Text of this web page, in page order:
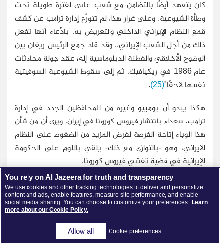
كان يتعهد أيضًا بالتضامن مع شعب عانى لفترة طويلة تحت
وطأة الشيوعية. وعلى غرار هذا، لم تتورَّع إدارة ترامب عن كشف
قمع النظام الإيراني الداخلي والتعريض به، بادِّعاء أنها تفعل
ذلك من أجل الشعب الإيراني.. وقد قاد جمع الرئيس ريغان بين
الوضوح الأخلاقي والفطنة الدبلوماسية إلى عقد جولة محادثات
عام 1986 في ريكيافيك، ثم إلى سقوط الشيوعية السوفيتية
نفسها لاحقًا"(25)
.
هكذا يبدو أن بومبيو وغيره من المحافظين الجدد في إدارة
ترامب، سعداء بانتشار فيروس كورونا في إيران، ويرى أن من شأن
هذا الوباء إتاحة الفرصة لفرض المزيد من الضغوط على النظام
الإيراني، وهو -بالتوازي مع ذلك- يلقي باللوم على الحكومة
الإيرانية في قضية تفشي فيروس كورونا.
من ناحية أخرى لجأت وزارة الخارجية الأميركية حاليًّا إلى توظيف
وسائل التواصل الاجتماعي لتشجيع الإيرانيين وحثِّهم على
تبادل المعلومات مع إدارة ترامب حول مستويات تفشي وباء
You rely on Al Jazeera for truth and transparency
We use cookies and other tracking technologies to deliver and personalize
content and ads, enable features, measure site performance, and enable
social media sharing. You can choose to customize your preferences. Learn
more about our Cookie Policy.
Cookie preferences
Allow all